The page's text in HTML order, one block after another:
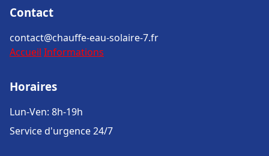
Contact
contact@chauffe-eau-solaire-7.fr
Accueil Informations
Horaires
Lun-Ven: 8h-19h
Service d'urgence 24/7